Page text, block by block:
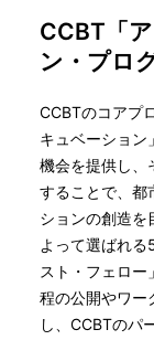
CCBT「
ン・プロ
CCBTのコアプ
キュベーション
機会を提供し、
することで、都
ションの創造を
よって選ばれる
スト・フェロー
程の公開やワー
し、CCBTのパ